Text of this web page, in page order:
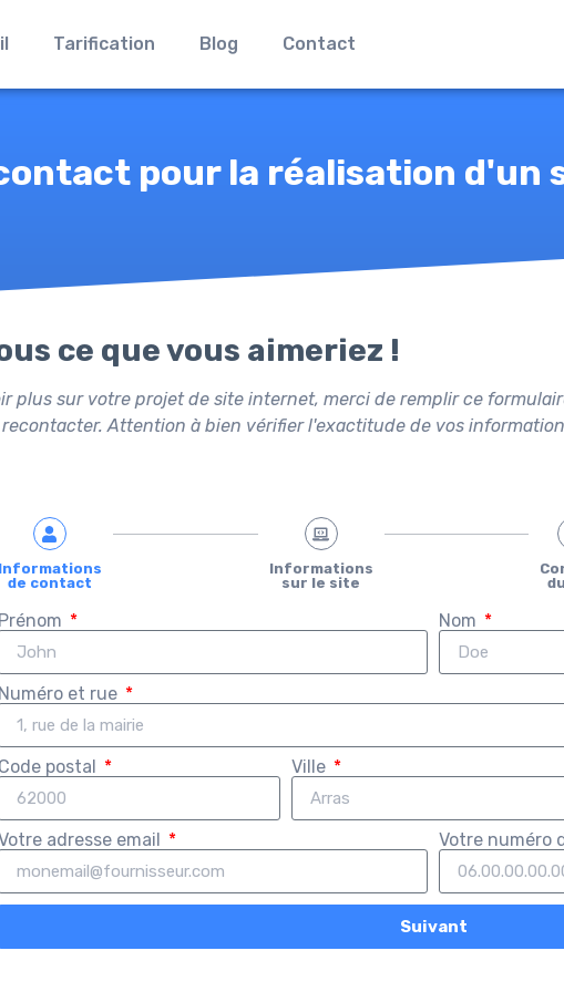
Tarification Blog Contact
pour la réalisation d'un
ce que vous aimeriez !
plus sur votre projet de site internet, merci de remplir ce
Attention à bien vérifier l'exactitude de vos
Informations
de contact
Informations
sur le site
Prénom Nom
Numéro et rue
Code postal Ville
adresse email Votre numéro
Suivant